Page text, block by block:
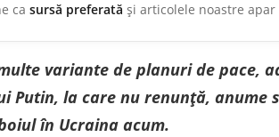
ca sursă preferată și articolele noastre
variante de planuri de pace,
Putin, la care nu renunță, anume
în Ucraina acum.